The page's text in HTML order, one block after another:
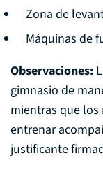
Zona de
Máquinas de
Observaciones:
gimnasio de
mientras que los
entrenar
justificante